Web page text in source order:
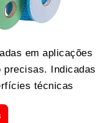
em aplicações
precisas. Indicadas
técnicas